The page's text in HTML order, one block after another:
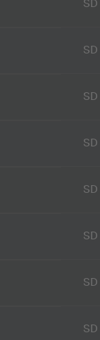
SD
SD
SD
SD
SD
SD
SD
SD